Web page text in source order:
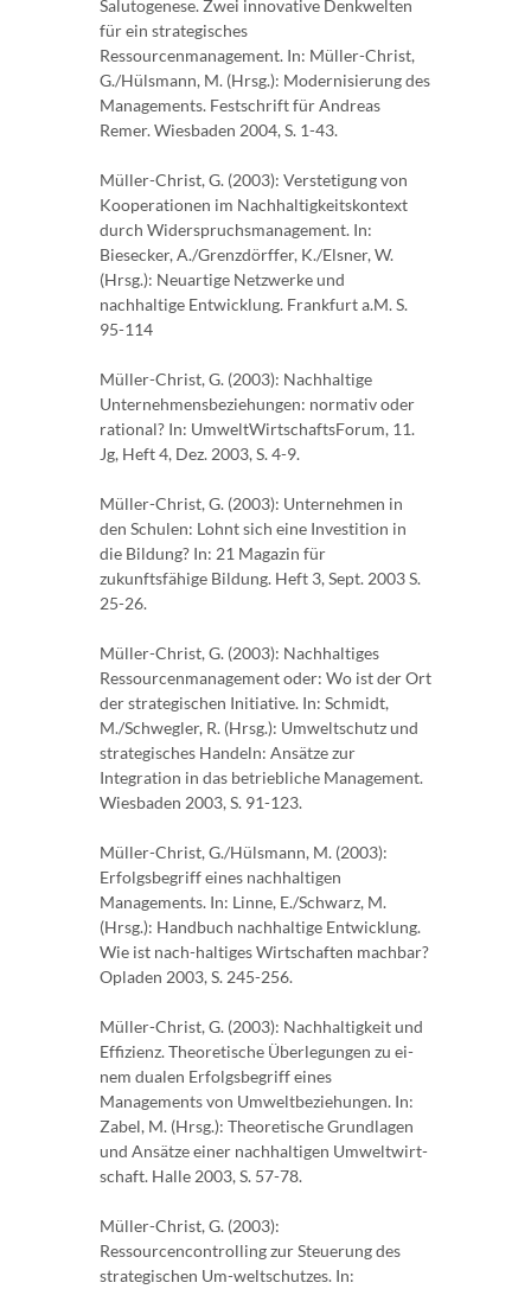
Salutogenese. Zwei innovative Denkwelten
für ein strategisches
Ressourcenmanagement. In: Müller-Christ,
G./Hülsmann, M. (Hrsg.): Modernisierung des
Managements. Festschrift für Andreas
Remer. Wiesbaden 2004, S. 1-43.
Müller-Christ, G. (2003): Verstetigung von
Kooperationen im Nachhaltigkeitskontext
durch Widerspruchsmanagement. In:
Biesecker, A./Grenzdörffer, K./Elsner, W.
(Hrsg.): Neuartige Netzwerke und
nachhaltige Entwicklung. Frankfurt a.M. S.
95-114
Müller-Christ, G. (2003): Nachhaltige
Unternehmensbeziehungen: normativ oder
rational? In: UmweltWirtschaftsForum, 11.
Jg, Heft 4, Dez. 2003, S. 4-9.
Müller-Christ, G. (2003): Unternehmen in
den Schulen: Lohnt sich eine Investition in
die Bildung? In: 21 Magazin für
zukunftsfähige Bildung. Heft 3, Sept. 2003 S.
25-26.
Müller-Christ, G. (2003): Nachhaltiges
Ressourcenmanagement oder: Wo ist der Ort
der strategischen Initiative. In: Schmidt,
M./Schwegler, R. (Hrsg.): Umweltschutz und
strategisches Handeln: Ansätze zur
Integration in das betriebliche Management.
Wiesbaden 2003, S. 91-123.
Müller-Christ, G./Hülsmann, M. (2003):
Erfolgsbegriff eines nachhaltigen
Managements. In: Linne, E./Schwarz, M.
(Hrsg.): Handbuch nachhaltige Entwicklung.
Wie ist nach-haltiges Wirtschaften machbar?
Opladen 2003, S. 245-256.
Müller-Christ, G. (2003): Nachhaltigkeit und
Effizienz. Theoretische Überlegungen zu ei-
nem dualen Erfolgsbegriff eines
Managements von Umweltbeziehungen. In:
Zabel, M. (Hrsg.): Theoretische Grundlagen
und Ansätze einer nachhaltigen Umweltwirt-
schaft. Halle 2003, S. 57-78.
Müller-Christ, G. (2003):
Ressourcencontrolling zur Steuerung des
strategischen Um-weltschutzes. In: